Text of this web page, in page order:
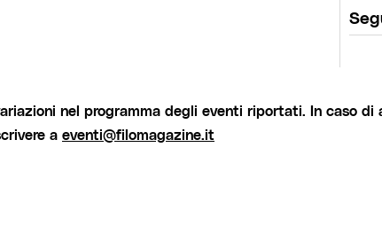
nel programma degli eventi riportati. In caso di
a eventi@filomagazine.it